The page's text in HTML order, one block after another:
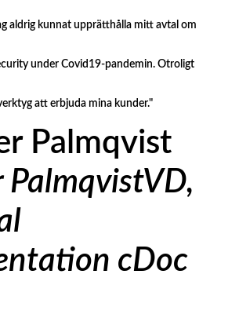
aldrig kunnat upprätthålla mitt avtal om
under Covid19-pandemin. Otroligt
att erbjuda mina kunder."
PalmqvistVD,
cDoc